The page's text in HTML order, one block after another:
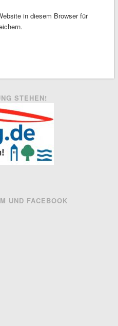
in diesem Browser für
STEHEN!
UND FACEBOOK